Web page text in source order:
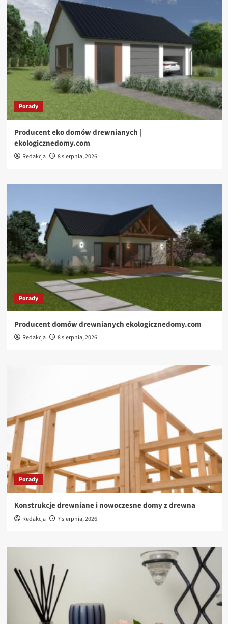
Porady
Producent eko domów drewnianych |
ekologicznedomy.com
Redakcja 8 sierpnia, 2026
Porady
Producent domów drewnianych ekologicznedomy.com
Redakcja 8 sierpnia, 2026
Porady
Konstrukcje drewniane i nowoczesne domy z drewna
Redakcja 7 sierpnia, 2026